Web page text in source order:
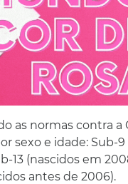
as normas contra a
sexo e idade: Sub-9
13 (nascidos em
antes de 2006).